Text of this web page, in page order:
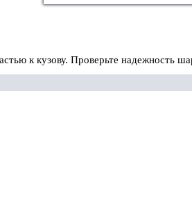
к кузову. Проверьте надежность